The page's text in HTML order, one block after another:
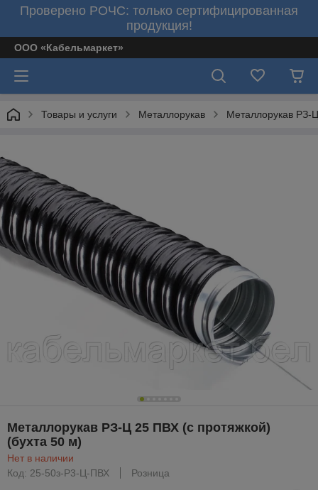
Проверено РОЧС: только сертифицированная
продукция!
ООО «Кабельмаркет»
Товары и услуги Металлорукав Металлорукав РЗ-
Металлорукав РЗ-Ц 25 ПВХ (с протяжкой)
(бухта 50 м)
Нет в наличии
Код: 25-50з-Р3-Ц-ПВХ
Розница